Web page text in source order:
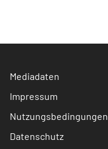
Mediadaten
Impressum
Nutzungsbedingungen
Datenschutz